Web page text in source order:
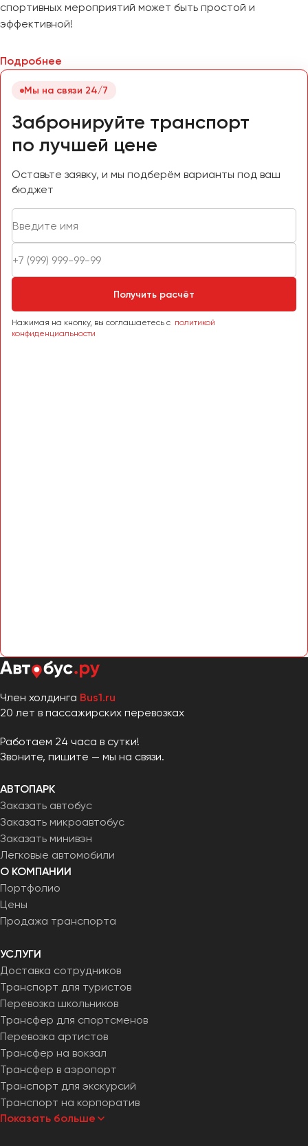
спортивных мероприятий может быть простой и
эффективной!
Подробнее
Мы на связи 24/7
Забронируйте транспорт
по лучшей цене
Оставьте заявку, и мы подберём варианты под ваш
бюджет
Получить расчёт
Нажимая на кнопку, вы соглашаетесь с политикой
конфиденциальности
Член холдинга Bus1.ru
20 лет в пассажирских перевозках
Работаем 24 часа в сутки!
Звоните, пишите — мы на связи.
АВТОПАРК
Заказать автобус
Заказать микроавтобус
Заказать минивэн
Легковые автомобили
О КОМПАНИИ
Портфолио
Цены
Продажа транспорта
УСЛУГИ
Доставка сотрудников
Транспорт для туристов
Перевозка школьников
Трансфер для спортсменов
Перевозка артистов
Трансфер на вокзал
Трансфер в аэропорт
Транспорт для экскурсий
Транспорт на корпоратив
Показать больше